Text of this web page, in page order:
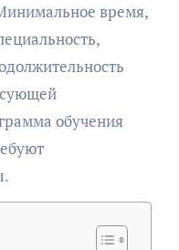
время,
обучения